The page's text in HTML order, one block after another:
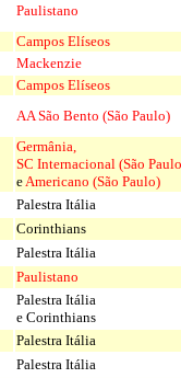
Paulistano
Campos Elíseos
Mackenzie
Campos Elíseos
AA São Bento (São Paulo)
Germânia,
SC Internacional (São
e Americano (São Paulo)
Palestra Itália
Corinthians
Palestra Itália
Paulistano
Palestra Itália
e Corinthians
Palestra Itália
Palestra Itália